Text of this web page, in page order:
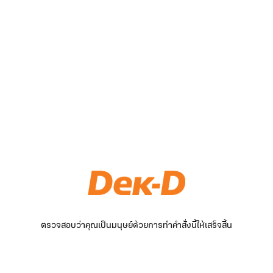
ตรวจสอบว่าคุณเป็นมนุษย์ด้วยการทำคำสั่งนี้ให้เสร็จสิ้น